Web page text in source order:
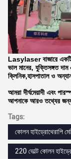
Lasylaser বাজারে একটি
ভাল মানের, যুক্তিসঙ্গত
ক্লিনিক,হাসপাতাল ও
আমরা দীর্ঘমেয়াদী এবং
আপনাকে আরও তথ্যের জন্য
Tags:
কোলন হাইড্রোথেরাপি
220 ভোল্ট কোলন